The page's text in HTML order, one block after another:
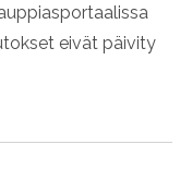
eivät päivity